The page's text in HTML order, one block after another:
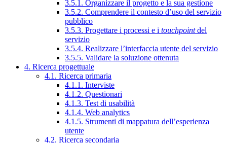
3.5.1. Organizzare il progetto e la sua gestione
3.5.2. Comprendere il contesto d’uso del servizio
pubblico
3.5.3. Progettare i processi e i touchpointdel
servizio
3.5.4. Realizzare l’interfaccia utente del servizio
3.5.5. Validare la soluzione ottenuta
4. Ricerca progettuale
4.1. Ricerca primaria
4.1.1. Interviste
4.1.2. Questionari
4.1.3. Test di usabilità
4.1.4. Web analytics
4.1.5. Strumenti di mappatura dell’esperienza
utente
4.2. Ricerca secondaria